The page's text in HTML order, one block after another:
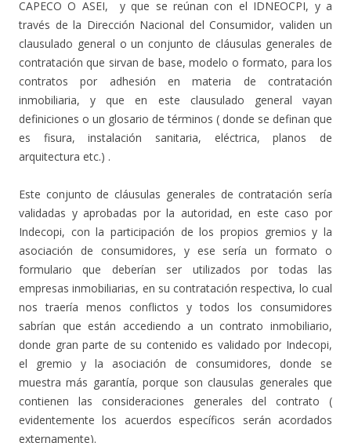
CAPECO O ASEI, y que se reúnan con el IDNEOCPI, y a
través de la Dirección Nacional del Consumidor, validen un
clausulado general o un conjunto de cláusulas generales de
contratación que sirvan de base, modelo o formato, para los
contratos por adhesión en materia de contratación
inmobiliaria, y que en este clausulado general vayan
definiciones o un glosario de términos ( donde se definan que
es fisura, instalación sanitaria, eléctrica, planos de
arquitectura etc.) .
Este conjunto de cláusulas generales de contratación sería
validadas y aprobadas por la autoridad, en este caso por
Indecopi, con la participación de los propios gremios y la
asociación de consumidores, y ese sería un formato o
formulario que deberían ser utilizados por todas las
empresas inmobiliarias, en su contratación respectiva, lo cual
nos traería menos conflictos y todos los consumidores
sabrían que están accediendo a un contrato inmobiliario,
donde gran parte de su contenido es validado por Indecopi,
el gremio y la asociación de consumidores, donde se
muestra más garantía, porque son clausulas generales que
contienen las consideraciones generales del contrato (
evidentemente los acuerdos específicos serán acordados
externamente).